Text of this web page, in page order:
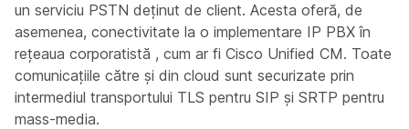
un serviciu PSTN deținut de client. Acesta oferă, de
asemenea, conectivitate la o implementare IP PBX în
rețeaua corporatistă , cum ar fi Cisco Unified CM. Toate
comunicațiile către și din cloud sunt securizate prin
intermediul transportului TLS pentru SIP și SRTP pentru
mass-media.